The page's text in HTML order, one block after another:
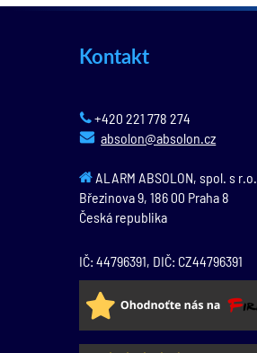
Kontakt
+420 221 778 274
absolon@absolon.cz
ALARM ABSOLON, spol. s r.o.
Březinova 9,186 00 Praha 8
Česká republika
IČ: 44796391, DIČ: CZ44796391